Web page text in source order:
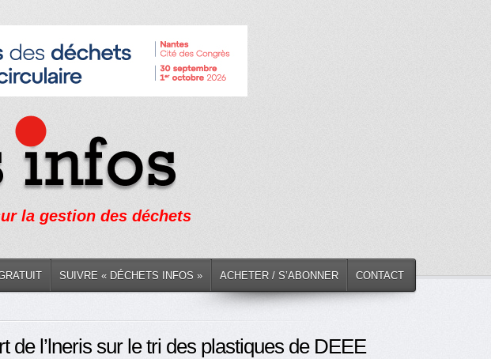
la gestion des déchets
SUIVRE « DÉCHETS INFOS » ACHETER / S’ABONNER CONTACT
de l’lneris sur le tri des plastiques de DEEE